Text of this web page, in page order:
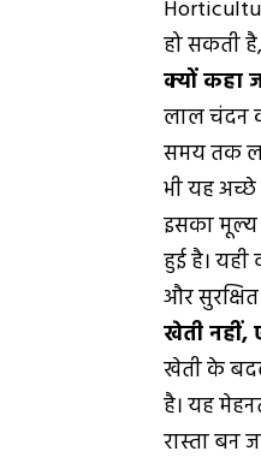
हो सकती
क्यों कहा
लाल चंदन
समय तक
भी यह
इसका मूल्य
हुई है।
और
खेती नहीं,
खेती के
है। यह
रास्ता बन